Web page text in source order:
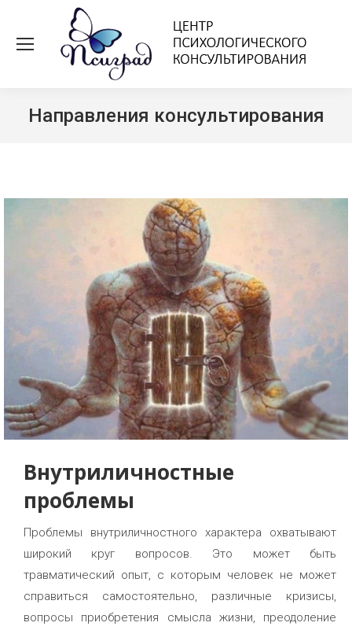
Направления консультирования
Внутриличностные
проблемы
Проблемы внутриличностного характера охватывают
широкий круг вопросов. Это может быть
травматический опыт, с которым человек не может
справиться самостоятельно, различные кризисы,
вопросы приобретения смысла жизни, преодоление